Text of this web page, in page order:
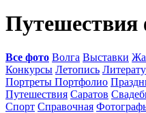
Путешествия
Все фото Волга Выставки
Конкурсы Летопись
Портреты Портфолио
Путешествия Саратов
Спорт Справочная